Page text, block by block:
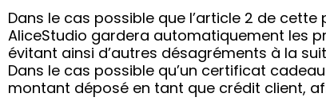
Dans le cas possible que l’article 2 de
AliceStudio gardera automatiquement les
évitant ainsi d’autres désagréments à la
Dans le cas possible qu’un certificat
montant déposé en tant que crédit client,